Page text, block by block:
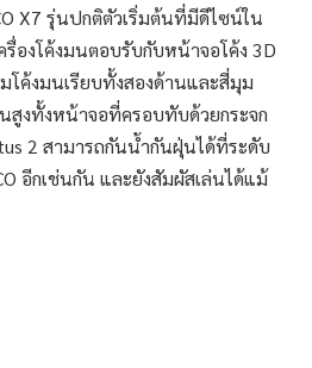
X7 รุ่นปกติตัวเริ่มต้นที่มีดีไซน์ใน
รื่องโค้งมนตอบรับกับหน้าจอโค้ง 3D
โค้งมนเรียบทั้งสองด้านและสี่มุม
งทั้งหน้าจอที่ครอบทับด้วยกระจก
2 สามารถกันน้ำกันฝุ่นได้ที่ระดับ
อีกเช่นกัน และยังสัมผัสเล่นได้แม้